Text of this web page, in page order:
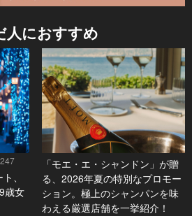
人におすすめ
、
歳女
「モエ・エ・シャンドン」が贈
る、2026年夏の特別なプロモー
ション。極上のシャンパンを味
わえる厳選店舗を一挙紹介！